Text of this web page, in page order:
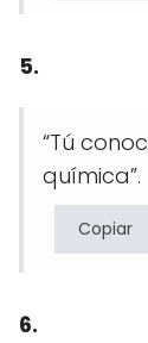
5.
“Tú
química”.
Copiar
6.